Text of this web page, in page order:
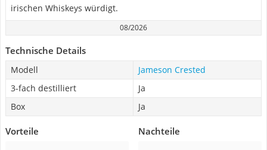
irischen Whiskeys würdigt.
08/2026
Technische Details
Modell
Jameson Crested
3-fach destilliert
Ja
Box
Ja
Vorteile Nachteile